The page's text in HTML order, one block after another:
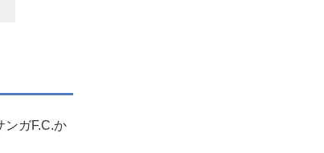
ガF.C.か